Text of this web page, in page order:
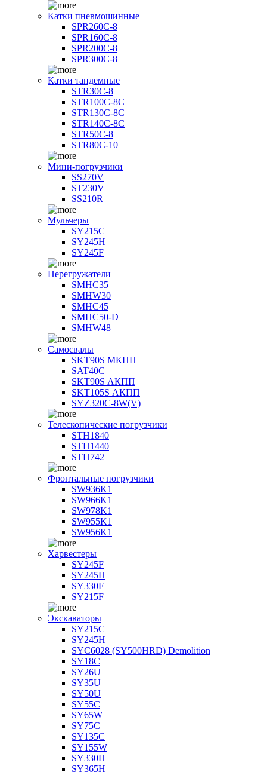
Катки пневмошинные
SPR260C-8
SPR160C-8
SPR200C-8
SPR300C-8
Катки тандемные
STR30C-8
STR100C-8С
STR130C-8С
STR140C-8С
STR50C-8
STR80C-10
Мини-погрузчики
SS270V
ST230V
SS210R
Мульчеры
SY215C
SY245H
SY245F
Перегружатели
SMHC35
SMHW30
SMHC45
SMHC50-D
SMHW48
Самосвалы
SKT90S МКПП
SAT40C
SKT90S АКПП
SKT105S АКПП
SYZ320C-8W(V)
Телескопические погрузчики
STH1840
STH1440
STH742
Фронтальные погрузчики
SW936K1
SW966K1
SW978K1
SW955K1
SW956K1
Харвестеры
SY245F
SY245H
SY330F
SY215F
Экскаваторы
SY215C
SY245H
SYC6028 (SY500HRD) Demolition
SY18C
SY26U
SY35U
SY50U
SY55C
SY65W
SY75C
SY135C
SY155W
SY330H
SY365H